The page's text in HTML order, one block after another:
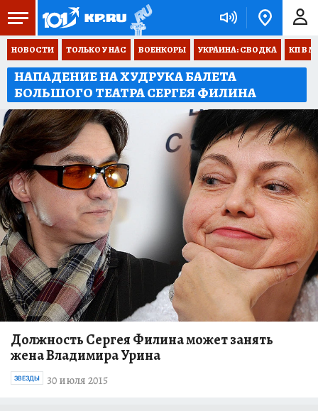
НОВОСТИ ТОЛЬКО У НАС ВОЕНКОРЫ УКРАИНА: СВОДКА КП В
НАПАДЕНИЕ НА ХУДРУКА БАЛЕТА
БОЛЬШОГО ТЕАТРА СЕРГЕЯ ФИЛИНА
Должность Сергея Филина может занять
жена Владимира Урина
30 июля 2015
ЗВЕЗДЫ